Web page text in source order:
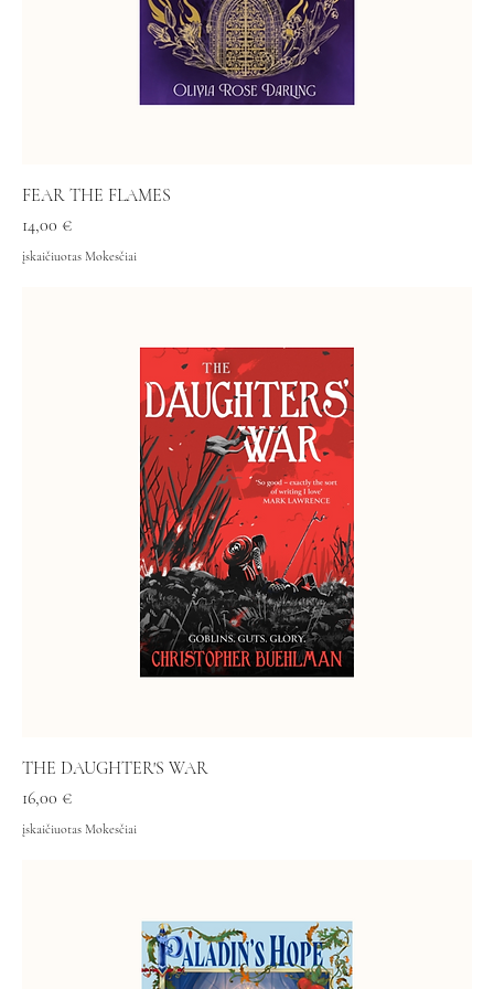
FEAR THE FLAMES
Kaina
14,00 €
įskaičiuotas Mokesčiai
THE DAUGHTER'S WAR
Kaina
16,00 €
įskaičiuotas Mokesčiai